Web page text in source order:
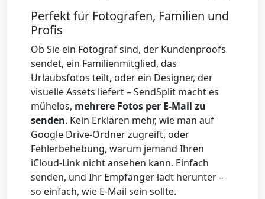
Perfekt für Fotografen, Familien und
Profis
Ob Sie ein Fotograf sind, der Kundenproofs
sendet, ein Familienmitglied, das
Urlaubsfotos teilt, oder ein Designer, der
visuelle Assets liefert – SendSplit macht es
mühelos, mehrere Fotos per E-Mail zu
senden. Kein Erklären mehr, wie man auf
Google Drive-Ordner zugreift, oder
Fehlerbehebung, warum jemand Ihren
iCloud-Link nicht ansehen kann. Einfach
senden, und Ihr Empfänger lädt herunter –
so einfach, wie E-Mail sein sollte.